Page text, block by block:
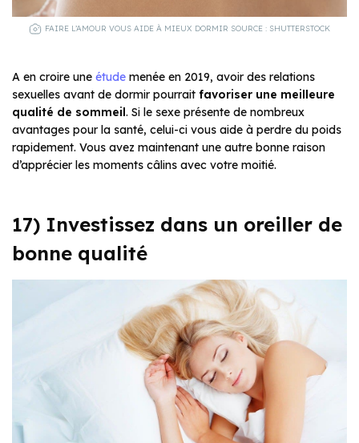
FAIRE L’AMOUR VOUS AIDE À MIEUX DORMIR SOURCE : SHUTTERSTOCK
A en croire une étude menée en 2019, avoir des relations
sexuelles avant de dormir pourrait favoriser une meilleure
qualité de sommeil. Si le sexe présente de nombreux
avantages pour la santé, celui-ci vous aide à perdre du poids
rapidement. Vous avez maintenant une autre bonne raison
d’apprécier les moments câlins avec votre moitié.
17) Investissez dans un oreiller de
bonne qualité